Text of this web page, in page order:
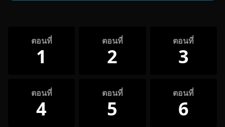
ตอนที่
1
ตอนที่
2
ตอนที่
3
ตอนที่
4
ตอนที่
5
ตอนที่
6